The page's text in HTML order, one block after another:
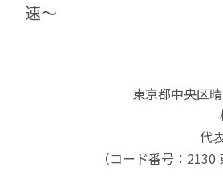
速～
東京都中央区
代
（コード番号：2130